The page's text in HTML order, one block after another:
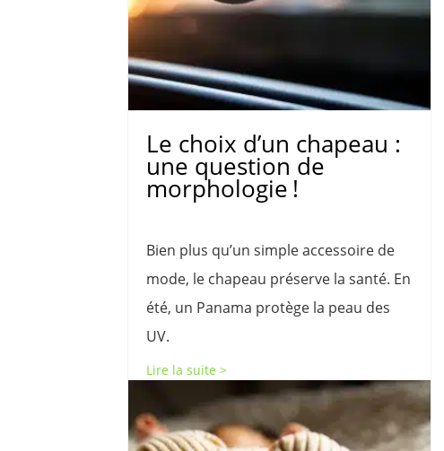
Le choix d’un chapeau :
une question de
morphologie !
Bien plus qu’un simple accessoire de
mode, le chapeau préserve la santé. En
été, un Panama protège la peau des
UV.
Lire la suite >
Share